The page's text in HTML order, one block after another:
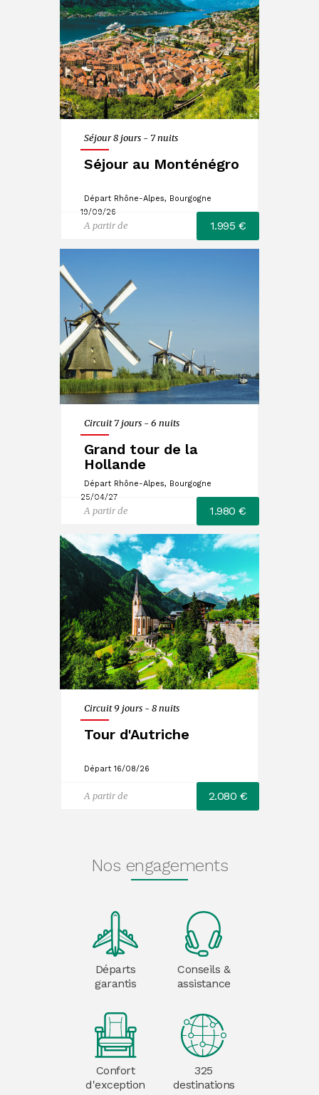
Séjour 8 jours - 7 nuits
Séjour au Monténégro
Départ Rhône-Alpes, Bourgogne
19/09/26
A partir de 1.995 €
Circuit 7 jours - 6 nuits
Grand tour de la
Hollande
Départ Rhône-Alpes, Bourgogne
25/04/27
A partir de 1.980 €
Circuit 9 jours - 8 nuits
Tour d'Autriche
Départ 16/08/26
A partir de 2.080 €
Nos engagements
Départs
garantis
Conseils &
assistance
Confort
d'exception
325
destinations